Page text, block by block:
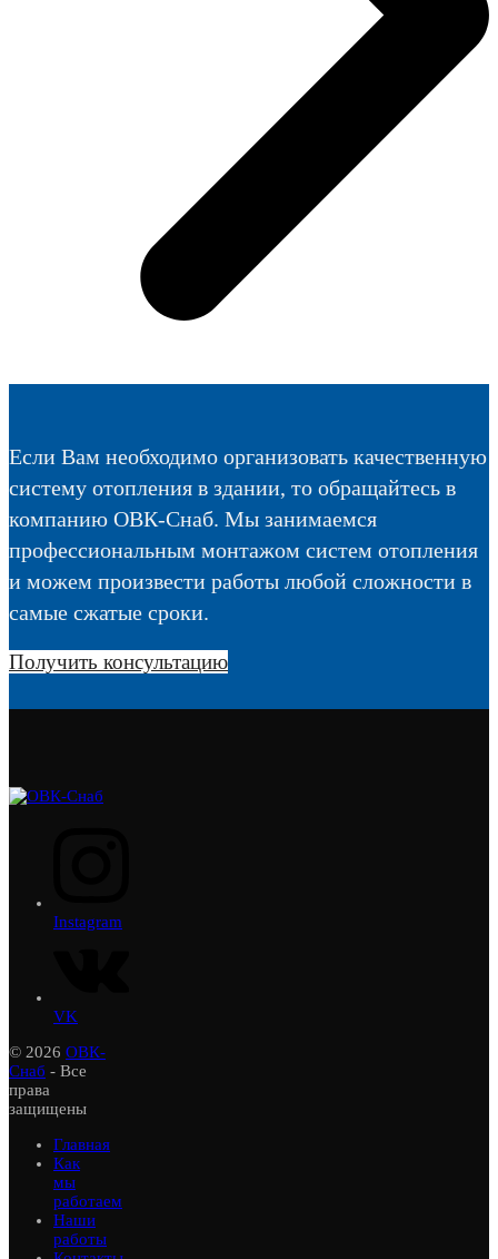
Если Вам необходимо организовать качественную
систему отопления в здании, то обращайтесь в
компанию ОВК-Снаб. Мы занимаемся
профессиональным монтажом систем отопления
и можем произвести работы любой сложности в
самые сжатые сроки.
Получить консультацию
Instagram
VK
© 2026 ОВК-
Снаб - Все
права
защищены
Главная
Как
мы
работаем
Наши
работы